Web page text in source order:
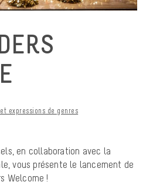
expressions de genres
en collaboration avec la
vous présente le lancement de
Welcome !